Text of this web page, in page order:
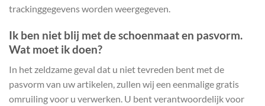
trackinggegevens worden weergegeven.
Ik ben niet blij met de schoenmaat en pasvorm.
Wat moet ik doen?
In het zeldzame geval dat u niet tevreden bent met de
pasvorm van uw artikelen, zullen wij een eenmalige gratis
omruiling voor u verwerken. U bent verantwoordelijk voor